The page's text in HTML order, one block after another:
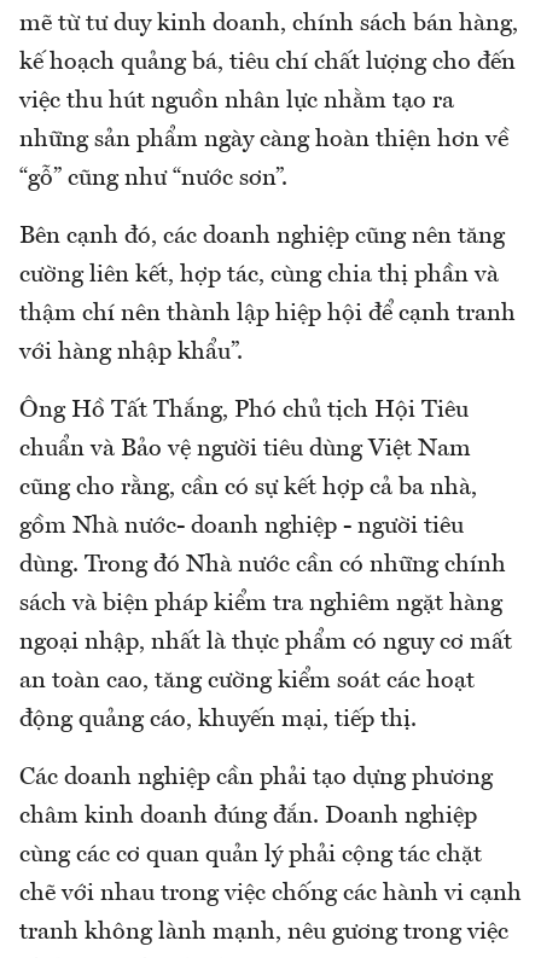
mẽ từ tư duy kinh doanh, chính sách bán hàng,
kế hoạch quảng bá, tiêu chí chất lượng cho đến
việc thu hút nguồn nhân lực nhằm tạo ra
những sản phẩm ngày càng hoàn thiện hơn về
“gỗ” cũng như “nước sơn”.
Bên cạnh đó, các doanh nghiệp cũng nên tăng
cường liên kết, hợp tác, cùng chia thị phần và
thậm chí nên thành lập hiệp hội để cạnh tranh
với hàng nhập khẩu”.
Ông Hồ Tất Thắng, Phó chủ tịch Hội Tiêu
chuẩn và Bảo vệ người tiêu dùng Việt Nam
cũng cho rằng, cần có sự kết hợp cả ba nhà,
gồm Nhà nước- doanh nghiệp - người tiêu
dùng. Trong đó Nhà nước cần có những chính
sách và biện pháp kiểm tra nghiêm ngặt hàng
ngoại nhập, nhất là thực phẩm có nguy cơ mất
an toàn cao, tăng cường kiểm soát các hoạt
động quảng cáo, khuyến mại, tiếp thị.
Các doanh nghiệp cần phải tạo dựng phương
châm kinh doanh đúng đắn. Doanh nghiệp
cùng các cơ quan quản lý phải cộng tác chặt
chẽ với nhau trong việc chống các hành vi cạnh
tranh không lành mạnh, nêu gương trong việc